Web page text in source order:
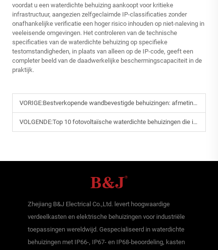
voordat u een waterdichte behuizing aankoopt voor kritieke
infrastructuur, aangezien zelfgeclaimde IP-classificaties zonder
onafhankelijke verificatie een hoger risico inhouden op niet-naleving in
veeleisende omgevingen. Het controleren van de technische
specificaties van de waterdichte behuizing op specifieke
testomstandigheden, in plaats van alleen op de IP-code, geeft een
completer beeld van de daadwerkelijke beschermingscapaciteit in de
praktijk.
VORIGE:Bestverkopende wandbevestigde behuizingen: afmetingen en prijzen in 2025
VOLGENDE:Top 10 fotovoltaïsche waterdichte behuizingen die in 2025 als warme broodjes over de toonbank gaan
Zhejiang B&J Electrical Co.,Ltd. levert hoogwaardige
verdeelkasten en elektrische behuizingen voor industriële
toepassingen wereldwijd. Gespecialiseerd in waterdichte
behuizingen met IP66-, IP67- en IP68-beoordeling, kasten